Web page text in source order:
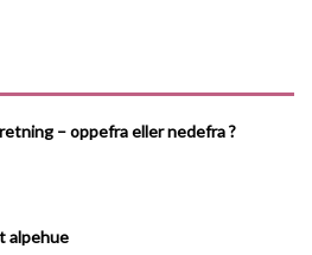
– oppefra eller nedefra ?
alpehue